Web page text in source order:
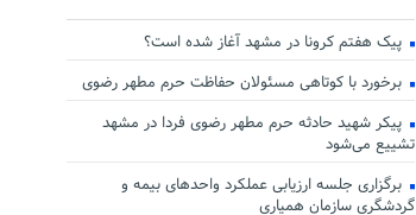
پیک هفتم کرونا در مشهد آغاز شده است؟
برخورد با کوتاهی مسئولان حفاظت حرم مطهر رضوی
پیکر شهید حادثه حرم مطهر رضوی فردا در مشهد
تشییع می‌شود
برگزاری جلسه ارزیابی عملکرد واحدهای بیمه و
گردشگری سازمان همیاری